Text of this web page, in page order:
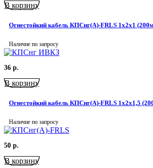
В корзину
Огнестойкий кабель КПСнг(А)-FRLS 1х2х1
Наличие по запросу
36 р.
В корзину
Огнестойкий кабель КПСнг(А)-FRLS 1x2x1,5
Наличие по запросу
50 р.
В корзину